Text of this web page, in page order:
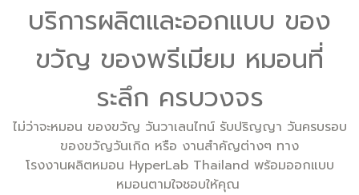
บริการผลิตและออกแบบ ของ
ขวัญ ของพรีเมียม หมอนที่
ระลึก ครบวงจร
ไม่ว่าจะหมอน ของขวัญ วันวาเลนไทน์ รับปริญญา วันครบรอบ
ของขวัญวันเกิด หรือ งานสำคัญต่างๆ ทาง
โรงงานผลิตหมอน HyperLab Thailand พร้อมออกแบบ
หมอนตามใจชอบให้คุณ